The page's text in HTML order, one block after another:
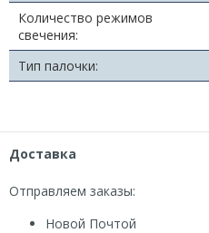
Количество режимов
свечения:
Тип палочки:
Доставка
Отправляем заказы:
Новой Почтой